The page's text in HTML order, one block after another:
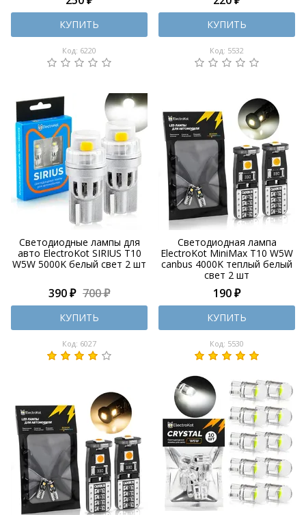
КУПИТЬ
Код: 6220
КУПИТЬ
Код: 5532
Светодиодные лампы для
авто ElectroKot SIRIUS T10
W5W 5000K белый свет 2 шт
390 ₽ 700 ₽
КУПИТЬ
Код: 6027
Светодиодная лампа
ElectroKot MiniMax T10 W5W
canbus 4000K теплый белый
свет 2 шт
190 ₽
КУПИТЬ
Код: 5530